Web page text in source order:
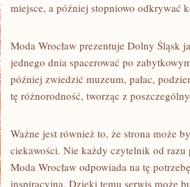
miejsce, a później stopniowo odkrywać
Moda Wrocław prezentuje Dolny Śląsk
jednego dnia spacerować po
później zwiedzić muzeum, pałac,
tę różnorodność, tworząc z
Ważne jest również to, że strona może
ciekawości. Nie każdy czytelnik od
Moda Wrocław odpowiada na tę
inspiracyjną. Dzięki temu serwis może